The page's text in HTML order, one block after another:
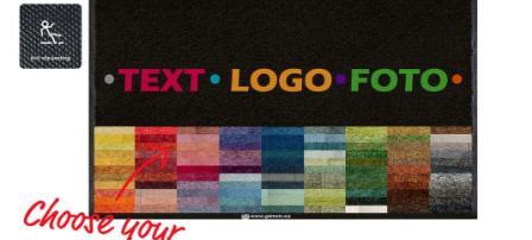
0,0
hvězdiček.